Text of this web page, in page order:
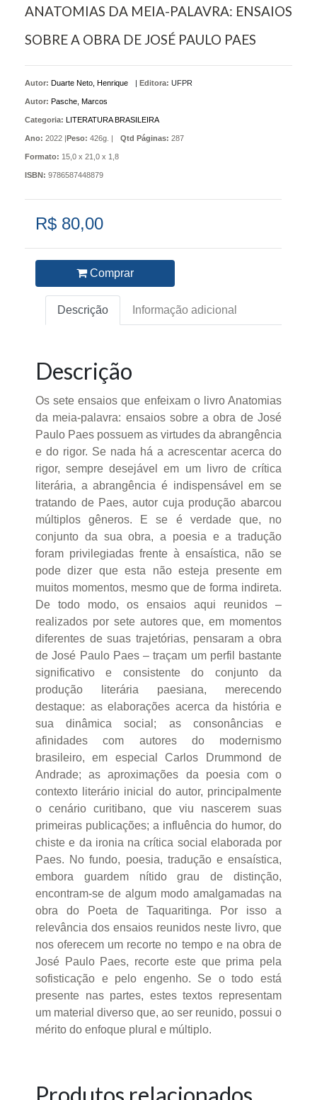
ANATOMIAS DA MEIA-PALAVRA: ENSAIOS
SOBRE A OBRA DE JOSÉ PAULO PAES
Autor: Duarte Neto, Henrique
Autor: Pasche, Marcos
Editora: UFPR
Categoria: LITERATURA BRASILEIRA
Ano: 2022 | Peso: 426g. | Qtd Páginas: 287
Formato: 15,0 x 21,0 x 1,8
ISBN: 9786587448879
R$ 80,00
Comprar
Descrição Informação adicional
Descrição
Os sete ensaios que enfeixam o livro Anatomias
da meia-palavra: ensaios sobre a obra de José
Paulo Paes possuem as virtudes da abrangência
e do rigor. Se nada há a acrescentar acerca do
rigor, sempre desejável em um livro de crítica
literária, a abrangência é indispensável em se
tratando de Paes, autor cuja produção abarcou
múltiplos gêneros. E se é verdade que, no
conjunto da sua obra, a poesia e a tradução
foram privilegiadas frente à ensaística, não se
pode dizer que esta não esteja presente em
muitos momentos, mesmo que de forma indireta.
De todo modo, os ensaios aqui reunidos –
realizados por sete autores que, em momentos
diferentes de suas trajetórias, pensaram a obra
de José Paulo Paes – traçam um perfil bastante
significativo e consistente do conjunto da
produção literária paesiana, merecendo
destaque: as elaborações acerca da história e
sua dinâmica social; as consonâncias e
afinidades com autores do modernismo
brasileiro, em especial Carlos Drummond de
Andrade; as aproximações da poesia com o
contexto literário inicial do autor, principalmente
o cenário curitibano, que viu nascerem suas
primeiras publicações; a influência do humor, do
chiste e da ironia na crítica social elaborada por
Paes. No fundo, poesia, tradução e ensaística,
embora guardem nítido grau de distinção,
encontram-se de algum modo amalgamadas na
obra do Poeta de Taquaritinga. Por isso a
relevância dos ensaios reunidos neste livro, que
nos oferecem um recorte no tempo e na obra de
José Paulo Paes, recorte este que prima pela
sofisticação e pelo engenho. Se o todo está
presente nas partes, estes textos representam
um material diverso que, ao ser reunido, possui o
mérito do enfoque plural e múltiplo.
Produtos relacionados